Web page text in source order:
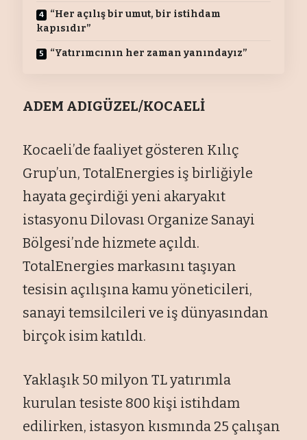
“Her açılış bir umut, bir istihdam
kapısıdır”
“Yatırımcının her zaman yanındayız”
ADEM ADIGÜZEL/KOCAELİ
Kocaeli’de faaliyet gösteren Kılıç
Grup’un, TotalEnergies iş birliğiyle
hayata geçirdiği yeni akaryakıt
istasyonu Dilovası Organize Sanayi
Bölgesi’nde hizmete açıldı.
TotalEnergies markasını taşıyan
tesisin açılışına kamu yöneticileri,
sanayi temsilcileri ve iş dünyasından
birçok isim katıldı.
Yaklaşık 50 milyon TL yatırımla
kurulan tesiste 800 kişi istihdam
edilirken, istasyon kısmında 25 çalışan